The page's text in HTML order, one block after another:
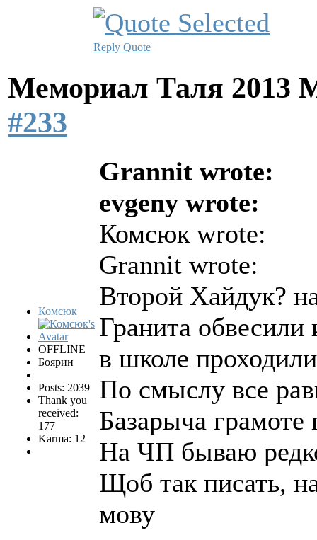
Reply Quote
Мемориал Таля 2013
#233
Комсюк
OFFLINE
Боярин
Posts: 2039
Thank you
received:
177
Karma: 12
Grannit wrote:
evgeny wrote:
Комсюк wrote:
Grannit wrote:
Второй Хайдук?
Гранита обвесили
в школе проходили
По смыслу все
Базарыча
На ЧП бываю
Щоб так писать,
мову